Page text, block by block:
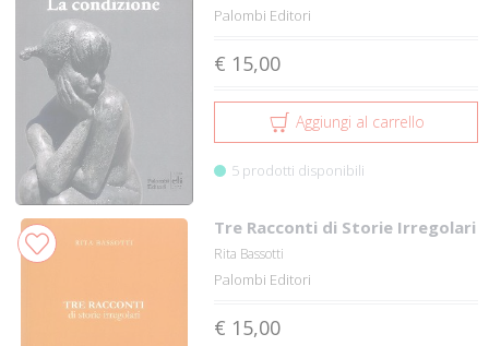
Palombi Editori
€ 15,00
Aggiungi al carrello
5 prodotti disponibili
Tre Racconti di Storie Irregolari
Rita Bassotti
Palombi Editori
€ 15,00